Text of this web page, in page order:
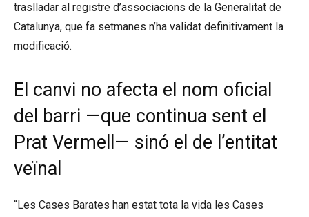
traslladar al registre d’associacions de la Generalitat de
Catalunya, que fa setmanes n’ha validat definitivament la
modificació.
El canvi no afecta el nom oficial
del barri —que continua sent el
Prat Vermell— sinó el de l’entitat
veïnal
“Les Cases Barates han estat tota la vida les Cases